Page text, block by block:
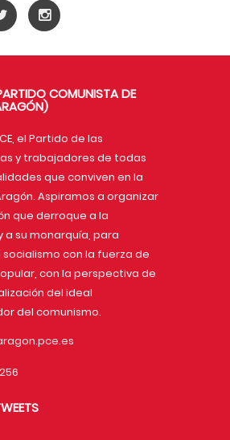
COMUNISTA DE
el Partido de las
y trabajadores de todas
que conviven en la
Aspiramos a organizar
que derroque a la
a su monarquía, para
con la fuerza de
con la perspectiva de
del ideal
del comunismo.